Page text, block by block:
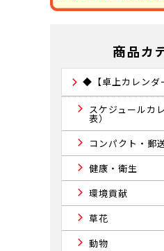
商品カ
◆【卓上カレンダ
スケジュールカ
表）
コンパクト・郵
健康・衛生
環境貢献
草花
動物